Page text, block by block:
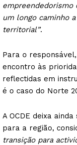
empreendedorismo
um longo caminho
territorial”.
Para o
encontro às
reflectidas em
é o caso do Norte
A OCDE deixa
para a região,
transição para